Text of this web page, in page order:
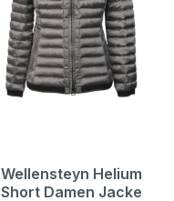
Wellensteyn Helium
Short Damen Jacke